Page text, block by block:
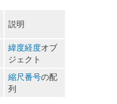
説明
緯度経度オブ
ジェクト
縮尺番号の配
列